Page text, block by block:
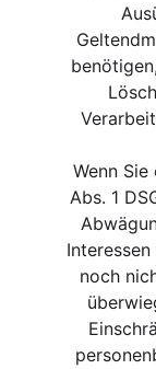
Wenn
Abs. 1
noch